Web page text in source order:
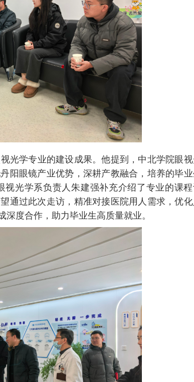
光学专业的建设成果。他提到，中北学院眼
阳眼镜产业优势，深耕产教融合，培养的毕业
光学系负责人朱建强补充介绍了专业的课程
通过此次走访，精准对接医院用人需求，优化
度合作，助力毕业生高质量就业。